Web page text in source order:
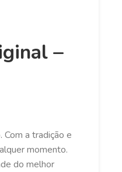
–
a tradição e
momento.
do melhor